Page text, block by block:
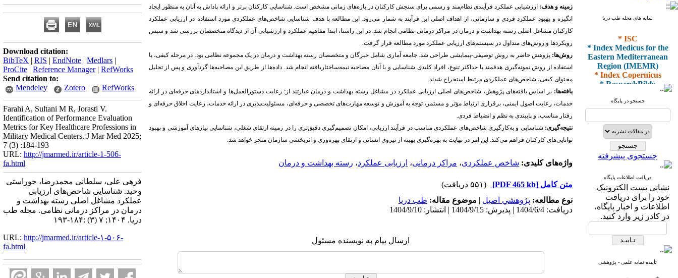
نمایه های مجله طب دریا
* ISC
* Index Medicus for the
Eastern Mediterranean
Region (IMEMR)
* Index Copernicus
* ResearchBible
* I2OR
* ROAD
* Scientific Indexing
Services
* SID
* Magiran
* Google Scholar
و دارای رتبه علمی
پژوهشی
از کمیسیون نشریات
وزارت بهداشت و درمان
* Index Medicus for the
جستجو در پایگاه
جستجوی پیشرفته
دریافت اطلاعات پایگاه
نشانی پست الکترونیک
خود را برای دریافت
اطلاعات و اخبار پایگاه،
در کادر زیر وارد کنید.
تأییده نمایه علمی - پژوهشی
زمینه و هدف: ارزشیابی عملکرد فرآیندی نظام‌مند و رسمی برای سنجش کارکنان در بازه‌های زمانی مشخص است. شناسایی کارکنان برتر و ارائه پاداش به آنان به منظور ایجاد
انگیزه و بهبود عملکرد فردی و سازمانی، از اهداف اصلی این فرآیند به شمار می‌رود. این مطالعه با هدف شناسایی شاخص‌های عملکردی مورد استفاده در ارزیابی عملکرد
کارکنان مشاغل اصلی رسته بهداشت و درمان در مراکز درمانی نظامی انجام شد. در این راستا، ابتدا مفاهیم عملکرد و ارزشیابی آن از دیدگاه متخصصان بررسی شد و سپس
رویکردها و روش‌های متداول در سیستم‌های ارزیابی عملکرد مورد مطالعه قرار گرفت.
روش‌ها:پژوهش حاضر به روش توصیفی-پیمایشی طراحی شد. جامعه آماری شامل خبرگان و متخصصان رسته بهداشت و درمان در یک مجموعه نظامی بود. در مرحله کیفی، با
استفاده از روش نمونه‌گیری هدفمند با حداکثر تنوع، افراد کلیدی شناسایی و با آنان مصاحبه نیمه‌ساختاریافته انجام شد. داده‌ها از طریق این مصاحبه‌ها گردآوری و پس از تحلیل
محتوای کیفی، شاخص‌های عملکردی مرتبط استخراج شدند.
یافته‌ها: بر اساس یافته‌های پژوهش، شاخص‌های اصلی ارزیابی عملکرد در مشاغل رسته بهداشت و درمان عبارتند از: رعایت دستورالعمل‌ها و استانداردهای حرفه‌ای در ارائه
خدمات، رعایت اصول ایمنی، برقراری ارتباط مؤثر و مستمر، توجه به آموزش و توسعه مهارت‌های تخصصی و حرفه‌ای، مسئولیت‌پذیری در ارائه خدمات، رعایت اخلاق حرفه‌ای و
رفتار مناسب، و پایبندی به نظم و انضباط فردی.
نتیجه‌گیری: شناسایی و به‌کارگیری شاخص‌های عملکردی مناسب در فرآیند ارزیابی، امکان تصمیم‌گیری دقیق‌تری را در زمینه ارتقای شغلی، شناسایی نیازهای آموزشی و بهبود
توانایی‌های کارکنان فراهم می‌کند. این امر در نهایت به بهره‌گیری بهینه از نیروی انسانی و ارتقای بهره‌وری و اثربخشی سازمان منجر خواهد شد.
واژه‌های کلیدی: شاخص عملکردی، مراکز درمانی، ارزیابی عملکرد، رسته بهداشت و درمان
متن کامل [PDF 465 kb]
(۵۵۱ دریافت)
نوع مطالعه: پژوهشي اصیل | موضوع مقاله: طب دریا
دریافت: 1404/6/4 | پذیرش: 1404/9/15 | انتشار: 1404/9/10
ارسال پیام به نویسنده مسئول
Download citation:
BibTeX | RIS | EndNote | Medlars |
ProCite | Reference Manager| RefWorks
Send citation to:
Mendeley
Zotero RefWorks
Farahi A, Sultani M R, Jorasti V.
Identification of Performance Evaluation
Metrics for Key Healthcare Professions in
Military Medical Centers. J Mar Med 2025;
7 (3) :184-193
URL: http://jmarmed.ir/article-1-506-
fa.html
فرهی علی، سلطانی محمدرضا، جوراستی
وحید. شناسایی شاخص‌های ارزیابی
عملکرد مشاغل اصلی رسته بهداشت و
درمان در مراکز درمانی نظامی. مجله طب
دریا. ۱۴۰۴; ۷ (۳) :۱۸۴-۱۹۳
URL: http://jmarmed.ir/article-۱-۵۰۶-
fa.html